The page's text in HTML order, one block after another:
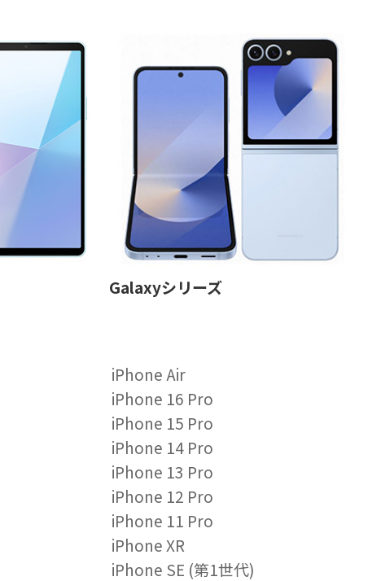
Galaxyシリーズ
iPhone Air
iPhone 16 Pro
iPhone 15 Pro
iPhone 14 Pro
iPhone 13 Pro
iPhone 12 Pro
iPhone 11 Pro
iPhone XR
iPhone SE (第1世代)